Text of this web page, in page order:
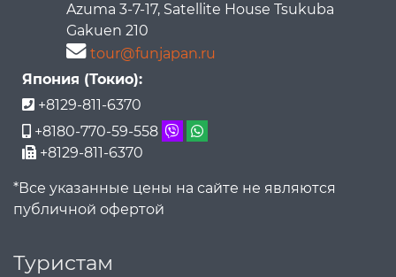
Azuma 3-7-17, Satellite House Tsukuba
Gakuen 210
tour@funjapan.ru
Япония (Токио):
+8129-811-6370
+8180-770-59-558
+8129-811-6370
*Все указанные цены на сайте не являются
публичной офертой
Туристам